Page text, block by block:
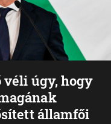
véli úgy, hogy
államfői